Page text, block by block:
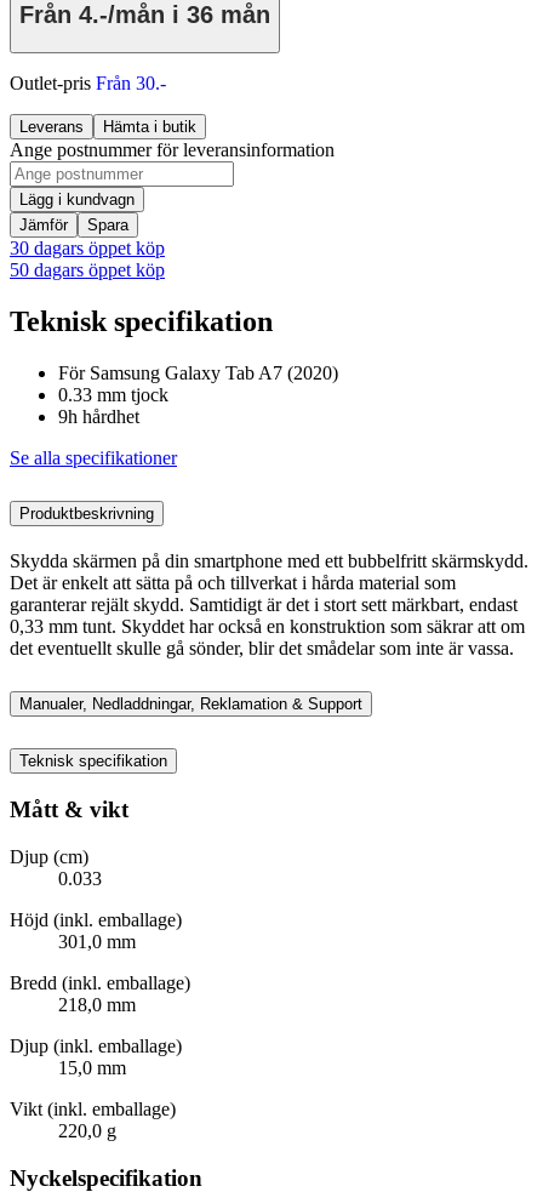
Från 4.-/mån i 36 mån
Outlet-pris Från 30.-
Leverans Hämta i butik
Ange postnummer för leveransinformation
Lägg i kundvagn
Jämför
Spara
30 dagars öppet köp
50 dagars öppet köp
Teknisk specifikation
För Samsung Galaxy Tab A7 (2020)
0.33 mm tjock
9h hårdhet
Se alla specifikationer
Produktbeskrivning
Skydda skärmen på din smartphone med ett bubbelfritt skärmskydd.
Det är enkelt att sätta på och tillverkat i hårda material som
garanterar rejält skydd. Samtidigt är det i stort sett märkbart, endast
0,33 mm tunt. Skyddet har också en konstruktion som säkrar att om
det eventuellt skulle gå sönder, blir det smådelar som inte är vassa.
Manualer, Nedladdningar, Reklamation & Support
Teknisk specifikation
Mått & vikt
Djup (cm)
0.033
Höjd (inkl. emballage)
301,0 mm
Bredd (inkl. emballage)
218,0 mm
Djup (inkl. emballage)
15,0 mm
Vikt (inkl. emballage)
220,0 g
Nyckelspecifikation